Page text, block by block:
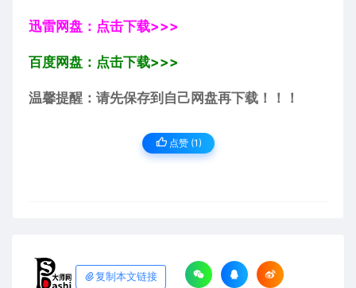
迅雷网盘：点击下载>>>
百度网盘：点击下载>>>
温馨提醒：请先保存到自己网盘再下载！！！
点赞 (1)
复制本文链接